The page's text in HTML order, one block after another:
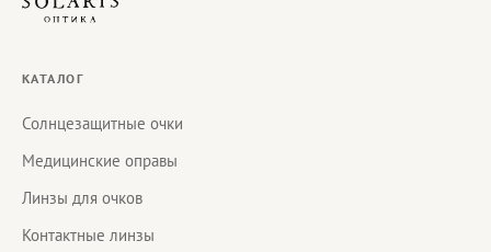
КАТАЛОГ
Солнцезащитные очки
Медицинские оправы
Линзы для очков
Контактные линзы